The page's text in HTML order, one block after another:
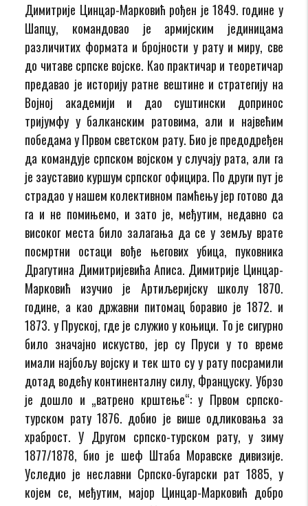
Димитрије Цинцар-Марковић рођен је 1849. године у
Шапцу, командовао је армијским јединицама
различитих формата и бројности у рату и миру, све
до читаве српске војске. Као практичар и теоретичар
предавао је историју ратне вештине и стратегију на
Војној академији и дао суштински допринос
тријумфу у балканским ратовима, али и највећим
победама у Првом светском рату. Био је предодређен
да командује српском војском у случају рата, али га
је зауставио куршум српског официра. По други пут је
страдао у нашем колективном памћењу јер готово да
га и не помињемо, и зато је, међутим, недавно са
високог места било залагања да се у земљу врате
посмртни остаци вође његових убица, пуковника
Драгутина Димитријевића Аписа. Димитрије Цинцар-
Марковић изучио је Артиљеријску школу 1870.
године, а као државни питомац боравио је 1872. и
1873. у Пруској, где је служио у коњици. То је сигурно
било значајно искуство, јер су Пруси у то време
имали најбољу војску и тек што су у рату посрамили
дотад водећу континенталну силу, Француску. Убрзо
је дошло и „ватрено крштење“: у Првом српско-
турском рату 1876. добио је више одликовања за
храброст. У Другом српско-турском рату, у зиму
1877/1878, био је шеф Штаба Моравске дивизије.
Уследио је неславни Српско-бугарски рат 1885, у
којем се, међутим, мајор Цинцар-Марковић добро